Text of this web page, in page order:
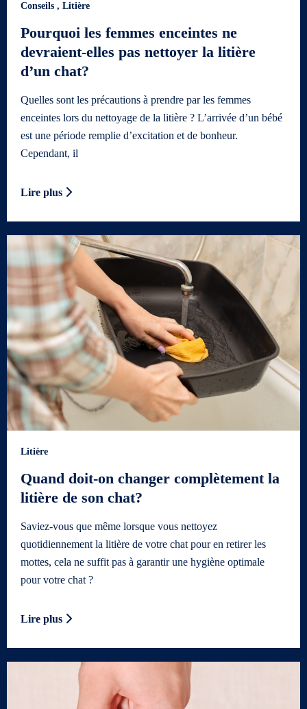
Conseils , Litière
Pourquoi les femmes enceintes ne
devraient-elles pas nettoyer la litière
d’un chat?
Quelles sont les précautions à prendre par les femmes
enceintes lors du nettoyage de la litière ? L’arrivée d’un bébé
est une période remplie d’excitation et de bonheur.
Cependant, il
Lire plus
Litière
Quand doit-on changer complètement la
litière de son chat?
Saviez-vous que même lorsque vous nettoyez
quotidiennement la litière de votre chat pour en retirer les
mottes, cela ne suffit pas à garantir une hygiène optimale
pour votre chat ?
Lire plus